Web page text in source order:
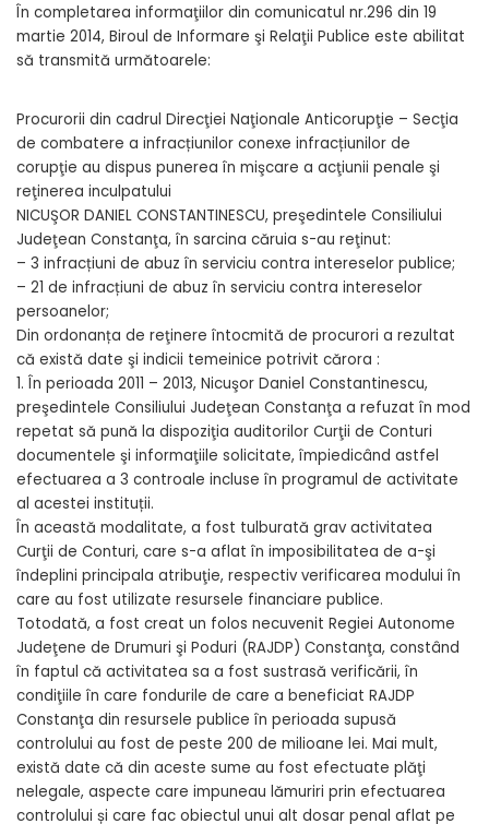
În completarea informaţiilor din comunicatul nr.296 din 19
martie 2014, Biroul de Informare şi Relaţii Publice este abilitat
să transmită următoarele:
Procurorii din cadrul Direcţiei Naţionale Anticorupţie – Secţia
de combatere a infracțiunilor conexe infracțiunilor de
corupţie au dispus punerea în mişcare a acţiunii penale şi
reţinerea inculpatului
NICUŞOR DANIEL CONSTANTINESCU, preşedintele Consiliului
Judeţean Constanţa, în sarcina căruia s-au reţinut:
– 3 infracțiuni de abuz în serviciu contra intereselor publice;
– 21 de infracțiuni de abuz în serviciu contra intereselor
persoanelor;
Din ordonanța de reţinere întocmită de procurori a rezultat
că există date şi indicii temeinice potrivit cărora :
1. În perioada 2011 – 2013, Nicuşor Daniel Constantinescu,
preşedintele Consiliului Judeţean Constanţa a refuzat în mod
repetat să pună la dispoziţia auditorilor Curţii de Conturi
documentele şi informaţiile solicitate, împiedicând astfel
efectuarea a 3 controale incluse în programul de activitate
al acestei instituții.
În această modalitate, a fost tulburată grav activitatea
Curţii de Conturi, care s-a aflat în imposibilitatea de a-şi
îndeplini principala atribuţie, respectiv verificarea modului în
care au fost utilizate resursele financiare publice.
Totodată, a fost creat un folos necuvenit Regiei Autonome
Judeţene de Drumuri şi Poduri (RAJDP) Constanţa, constând
în faptul că activitatea sa a fost sustrasă verificării, în
condiţiile în care fondurile de care a beneficiat RAJDP
Constanţa din resursele publice în perioada supusă
controlului au fost de peste 200 de milioane lei. Mai mult,
există date că din aceste sume au fost efectuate plăţi
nelegale, aspecte care impuneau lămuriri prin efectuarea
controlului și care fac obiectul unui alt dosar penal aflat pe